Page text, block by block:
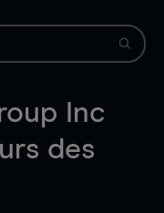
Inc
des